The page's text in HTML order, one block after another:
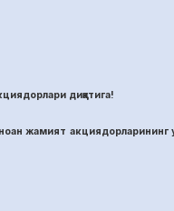
диққатига!
жамият